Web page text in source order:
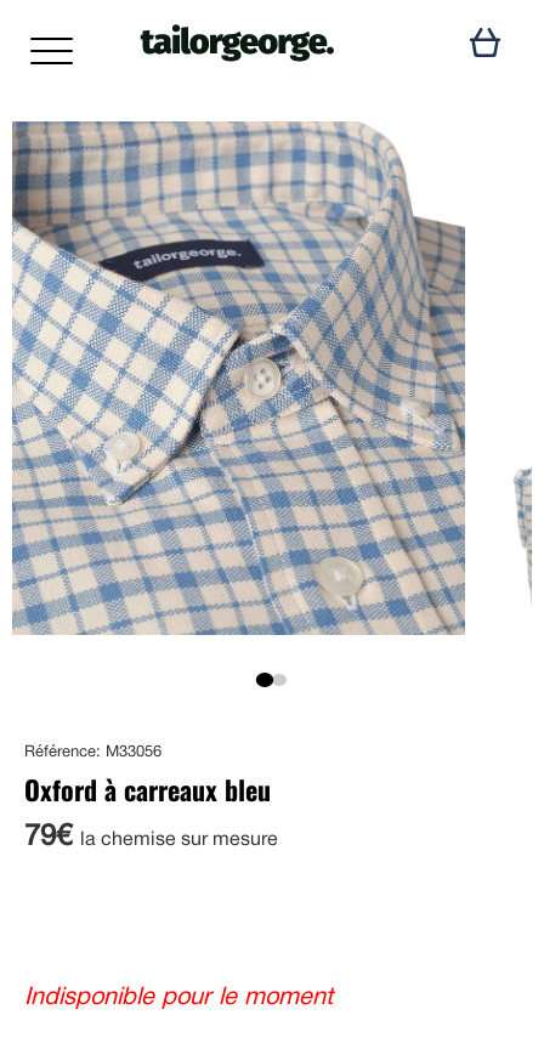
Référence: M33056
Oxford à carreaux bleu
79€ la chemise sur mesure
Indisponible pour le moment